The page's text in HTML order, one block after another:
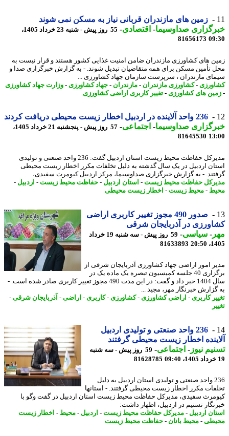
زمین های مازندران قربانی نیاز به مسکن نمی شوند
صداوسیما-اقتصادی-
55 روز پیش - شنبه 23 خرداد 1405،
81656173
های کشاورزی مازندران ضامن امنیت غذایی کشور هستند و قرار نیست به
تأمین مسکن برای همه متقاضیان تبدیل شوند. - به گزارش خبرگزاری صدا و
مازندران ، سرپرست سازمان جهاد کشاورزی ...
- کشاورزی مازندران- مازندران- جهاد کشاورزی- وزارت جهاد کشاورزی
های کشاورزی- تغییر کاربری اراضی کشاورزی
236 واحد آلاینده در اردبیل اخطار زیست محیطی دریافت کردند
صداوسیما-اجتماعی-
57 روز پیش - پنجشنبه 21 خرداد 1405،
81645530
مدیرکل حفاظت محیط زیست استان اردبیل گفت: 236 واحد صنعتی و تولیدی
اردبیل در یک سال گذشته به دلیل تخلفات مکرر اخطار زیست محیطی
- به گزارش خبرگزاری صداوسیما، مرکز اردبیل کیومرث سفیدی،
حفاظت محیط زیست-استان اردبیل -حفاظت محیط زیست-اردبیل -
-محیط زیست-اخطار زیست محیطی
صدور 490 مجوز تغییر کاربری اراضی
در آذربایجان شرقی
-سیاسی-
59 روز پیش - سه شنبه 19 خرداد
81633893
امور اراضی جهاد کشاورزی آذربایجان شرقی از
برگزاری 40 جلسه کمیسیون تبصره یک ماده یک در
سال 1404 خبر داد و گفت: در این مدت 490 مجوز تغییر کاربری صادر شده است. -
خبرنگار مهر، مجید ...
کاربری - اراضی کشاورزی- کشاورزی- کاربری - اراضی -آذربایجان شرقی-
236 واحد صنعتی و تولیدی اردبیل
اخطار زیست محیطی گرفتند
نیوز-اجتماعی-
59 روز پیش - سه شنبه
81628785
236 واحد صنعتی و تولیدی استان اردبیل به دلیل
مکرر اخطار زیست محیطی گرفتند. - استانها
سفیدی، مدیرکل حفاظت محیط زیست استان اردبیل در گفت وگو با
تسنیم در اردبیل، اظهار داشت:
اردبیل -مدیرکل حفاظت محیط زیست-اردبیل -محیط-اخطار زیست
-محیط بانان-حفاظت محیط زیست